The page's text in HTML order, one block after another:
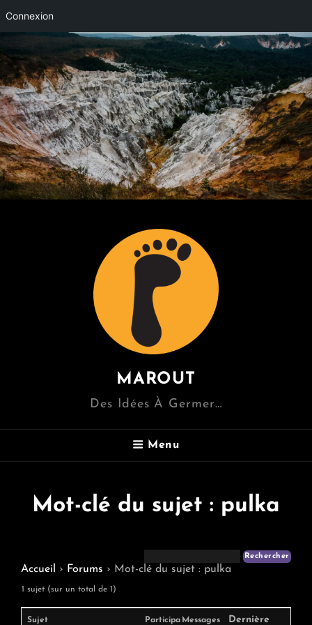
Connexion
MAROUT
Des Idées À Germer…
Menu
Mot-clé du sujet : pulka
Accueil › Forums › Mot-clé du sujet : pulka
1 sujet (sur un total de 1)
Sujet Participa Messages Dernière